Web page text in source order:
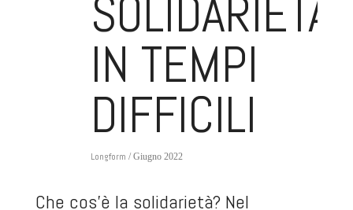
SOLIDARIETÀ
IN TEMPI
DIFFICILI
Longform / Giugno 2022
Che cos’è la solidarietà? Nel